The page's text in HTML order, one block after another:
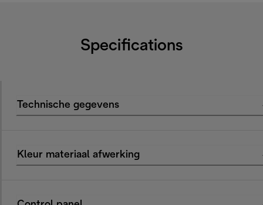
Specifications
Technische gegevens
Kleur materiaal afwerking